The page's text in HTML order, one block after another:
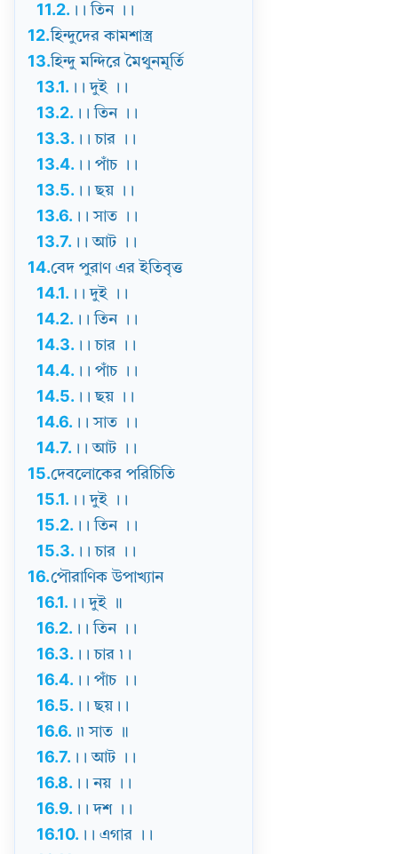
11.2. ।। তিন ।।
12.হিন্দুদের কামশাস্ত্র
13.হিন্দু মন্দিরে মৈথুনমূর্তি
13.1. ।। দুই ।।
13.2. ।। তিন ।।
13.3. ।। চার ।।
13.4. ।। পাঁচ ।।
13.5. ।। ছয় ।।
13.6. ।। সাত ।।
13.7. ।। আট ।।
14.বেদ পুরাণ এর ইতিবৃত্ত
14.1. ।। দুই ।।
14.2. ।। তিন ।।
14.3. ।। চার ।।
14.4. ।। পাঁচ ।।
14.5. ।। ছয় ।।
14.6. ।। সাত ।।
14.7. ।। আট ।।
15.দেবলোকের পরিচিতি
15.1. ।। দুই ।।
15.2. ।। তিন ।।
15.3. ।। চার ।।
16.পৌরাণিক উপাখ্যান
16.1. ।। দুই ॥
16.2. ।। তিন ।।
16.3. ।। চার ৷।
16.4. ।। পাঁচ ।।
16.5. ।। ছয়।।
16.6. ।৷ সাত ॥
16.7. ।। আট ।।
16.8. ।। নয় ।।
16.9. ।। দশ ।।
16.10. ।। এগার ।।